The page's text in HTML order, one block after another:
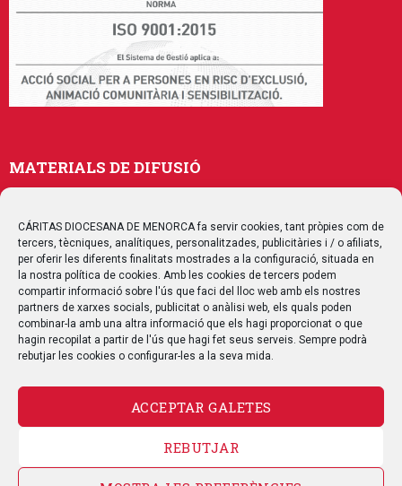
CÁRITAS DIOCESANA DE MENORCA fa servir cookies, tant pròpies com de
tercers, tècniques, analítiques, personalitzades, publicitàries i / o afiliats,
per oferir les diferents finalitats mostrades a la configuració, situada en
la nostra política de cookies. Amb les cookies de tercers podem
compartir informació sobre l'ús que faci del lloc web amb els nostres
partners de xarxes socials, publicitat o anàlisi web, els quals poden
combinar-la amb una altra informació que els hagi proporcionat o que
hagin recopilat a partir de l'ús que hagi fet seus serveis. Sempre podrà
rebutjar les cookies o configurar-les a la seva mida.
ACCEPTAR GALETES
REBUTJAR
MATERIALS DE DIFUSIÓ
Publicacions
Multimedia
SEGUEIX-NOS
POLÍTICA DE PRIVACITAT